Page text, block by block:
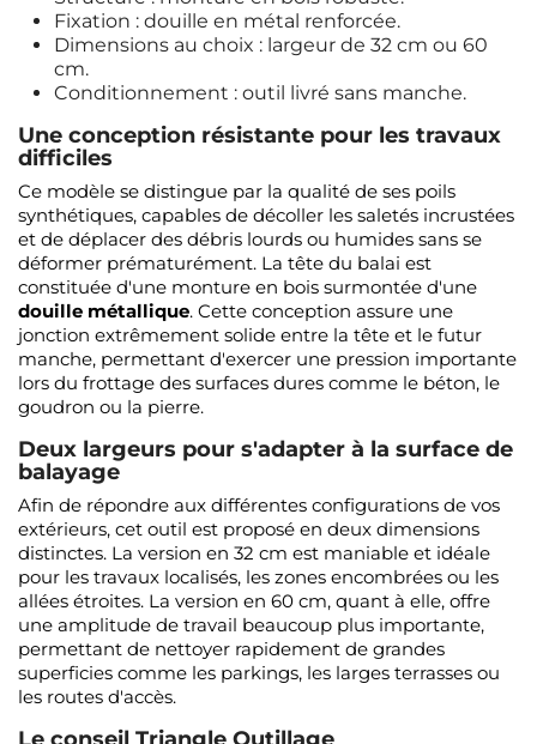
Fixation : douille en métal renforcée.
Dimensions au choix : largeur de 32 cm ou 60
cm.
Conditionnement : outil livré sans manche.
Une conception résistante pour les travaux
difficiles
Ce modèle se distingue par la qualité de ses poils
synthétiques, capables de décoller les saletés incrustées
et de déplacer des débris lourds ou humides sans se
déformer prématurément. La tête du balai est
constituée d'une monture en bois surmontée d'une
douille métallique. Cette conception assure une
jonction extrêmement solide entre la tête et le futur
manche, permettant d'exercer une pression importante
lors du frottage des surfaces dures comme le béton, le
goudron ou la pierre.
Deux largeurs pour s'adapter à la surface de
balayage
Afin de répondre aux différentes configurations de vos
extérieurs, cet outil est proposé en deux dimensions
distinctes. La version en 32 cm est maniable et idéale
pour les travaux localisés, les zones encombrées ou les
allées étroites. La version en 60 cm, quant à elle, offre
une amplitude de travail beaucoup plus importante,
permettant de nettoyer rapidement de grandes
superficies comme les parkings, les larges terrasses ou
les routes d'accès.